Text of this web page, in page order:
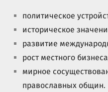
политическое
историческое
развитие
рост местного
мирное
православных общин.